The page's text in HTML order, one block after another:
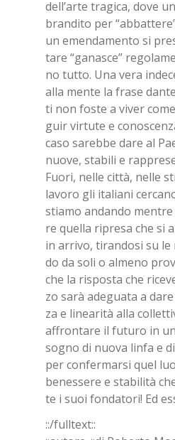
del­l’ar­te tra­gi­ca, dove
bran­di­to per
un emen­da­men­to si
ta­re “ga­na­sce”
no tut­to. Una vera
alla men­te la fra­se
ti non fo­ste a vi­ver
guir vir­tu­te e
caso sa­reb­be dare al
nuo­ve, sta­bi­li e
Fuo­ri, nel­le cit­tà, nel­le
la­vo­ro gli ita­lia­ni
stia­mo an­dan­do
re quel­la ri­pre­sa che si
in ar­ri­vo, ti­ran­do­si su
do da soli o al­me­no
che la ri­spo­sta che
zo sarà ade­gua­ta a
za e li­nea­ri­tà alla
af­fron­ta­re il fu­tu­ro in
so­gno di nuo­va lin­fa e
per con­fer­mar­si quel
be­nes­se­re e sta­bi­li­tà
te i suoi fon­da­to­ri! Ed
::/full­text::